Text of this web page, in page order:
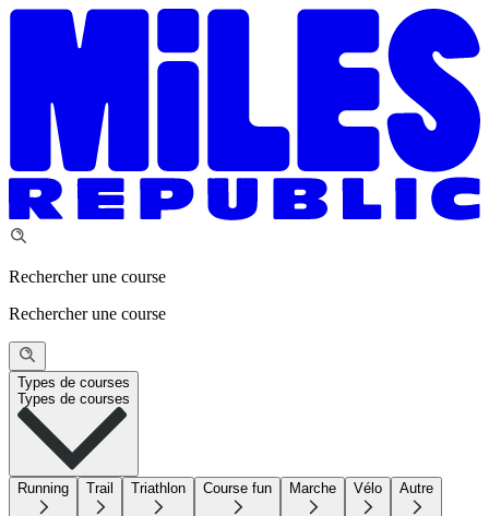
Rechercher une course
Rechercher une course
Types de courses
Types de courses
Running Trail Triathlon Course fun Marche Vélo Autre